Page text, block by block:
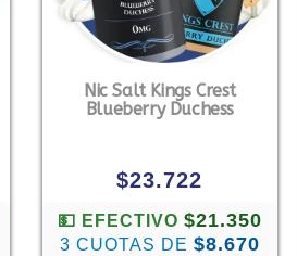
Nic Salt Kings Crest
Blueberry Duchess
$23.722
💵 EFECTIVO $21.350
3 CUOTAS DE $8.670